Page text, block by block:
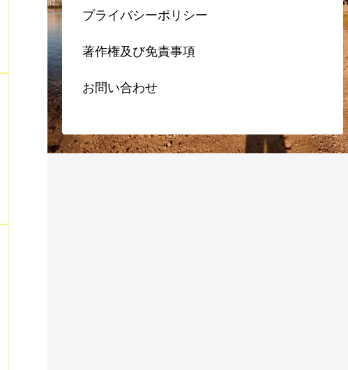
プライバシーポリシー
著作権及び免責事項
お問い合わせ